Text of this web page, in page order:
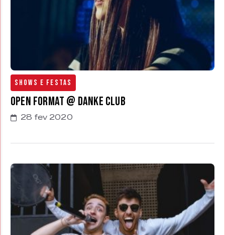
Shows e Festas
Open Format @ Danke Club
28 fev 2020